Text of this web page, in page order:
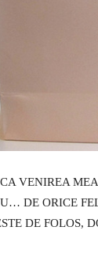
VENIREA
DE ORICE
DE FOLOS,